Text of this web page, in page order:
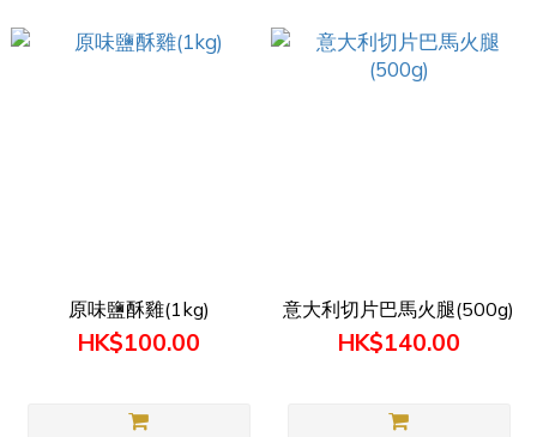
原味鹽酥雞(1kg)
HK$100.00
意大利切片巴馬火腿(500g)
HK$140.00